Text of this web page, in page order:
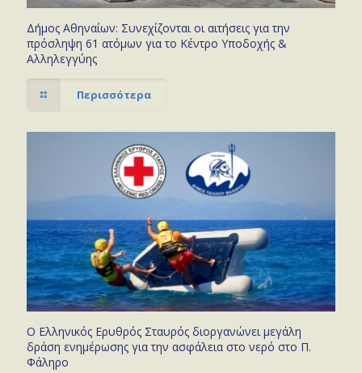
Δήμος Αθηναίων: Συνεχίζονται οι αιτήσεις για την
πρόσληψη 61 ατόμων για το Κέντρο Υποδοχής &
Αλληλεγγύης
Περισσότερα
Ο Ελληνικός Ερυθρός Σταυρός διοργανώνει μεγάλη
δράση ενημέρωσης για την ασφάλεια στο νερό στο Π.
Φάληρο